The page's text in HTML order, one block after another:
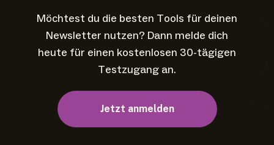
Möchtest du die besten Tools für deinen
Newsletter nutzen? Dann melde dich
heute für einen kostenlosen 30-tägigen
Testzugang an.
Jetzt anmelden